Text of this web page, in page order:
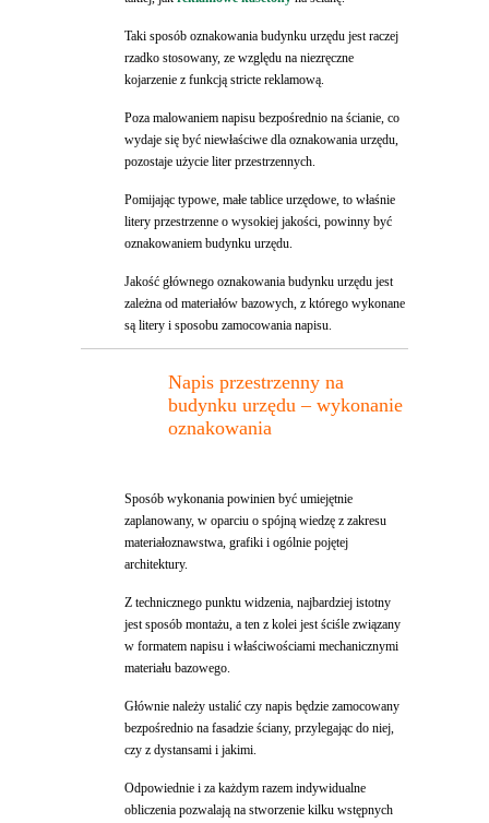
Taki sposób oznakowania budynku urzędu jest raczej
rzadko stosowany, ze względu na niezręczne
kojarzenie z funkcją stricte reklamową.
Poza malowaniem napisu bezpośrednio na ścianie, co
wydaje się być niewłaściwe dla oznakowania urzędu,
pozostaje użycie liter przestrzennych.
Pomijając typowe, małe tablice urzędowe, to właśnie
litery przestrzenne o wysokiej jakości, powinny być
oznakowaniem budynku urzędu.
Jakość głównego oznakowania budynku urzędu jest
zależna od materiałów bazowych, z którego wykonane
są litery i sposobu zamocowania napisu.
Napis przestrzenny na
budynku urzędu – wykonanie
oznakowania
Sposób wykonania powinien być umiejętnie
zaplanowany, w oparciu o spójną wiedzę z zakresu
materiałoznawstwa, grafiki i ogólnie pojętej
architektury.
Z technicznego punktu widzenia, najbardziej istotny
jest sposób montażu, a ten z kolei jest ściśle związany
w formatem napisu i właściwościami mechanicznymi
materiału bazowego.
Głównie należy ustalić czy napis będzie zamocowany
bezpośrednio na fasadzie ściany, przylegając do niej,
czy z dystansami i jakimi.
Odpowiednie i za każdym razem indywidualne
obliczenia pozwalają na stworzenie kilku wstępnych